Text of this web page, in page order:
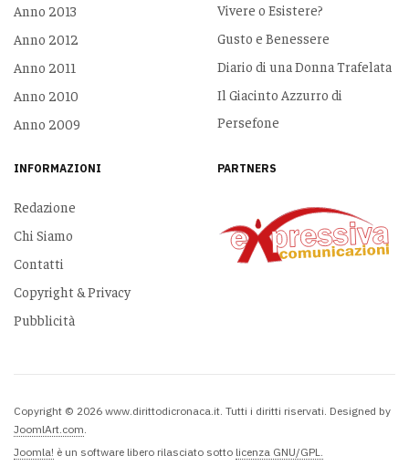
Anno 2013
Anno 2012
Anno 2011
Anno 2010
Anno 2009
Vivere o Esistere?
Gusto e Benessere
Diario di una Donna Trafelata
Il Giacinto Azzurro di
Persefone
INFORMAZIONI
Redazione
Chi Siamo
Contatti
Copyright & Privacy
Pubblicità
PARTNERS
Copyright © 2026 www.dirittodicronaca.it. Tutti i diritti riservati. Designed by
JoomlArt.com
Joomla! è un software libero rilasciato sotto licenza GNU/GPL.